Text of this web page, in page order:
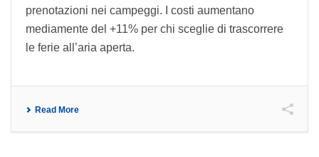
prenotazioni nei campeggi. I costi aumentano
mediamente del +11% per chi sceglie di trascorrere
le ferie all’aria aperta.
Read More